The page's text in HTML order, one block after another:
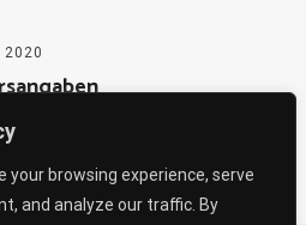
your browsing experience, serve
and analyze our traffic. By
2020